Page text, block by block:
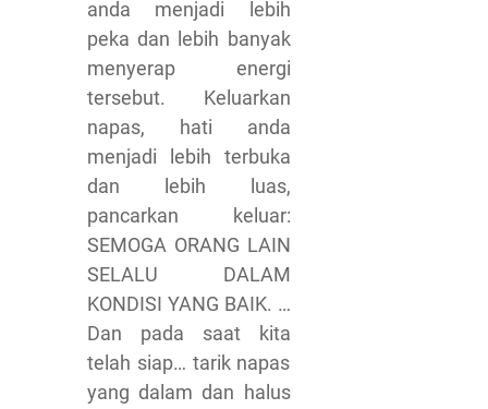
anda menjadi lebih
peka dan lebih banyak
menyerap energi
tersebut. Keluarkan
napas, hati anda
menjadi lebih terbuka
dan lebih luas,
pancarkan keluar:
SEMOGA ORANG LAIN
SELALU DALAM
KONDISI YANG BAIK. …
Dan pada saat kita
telah siap… tarik napas
yang dalam dan halus